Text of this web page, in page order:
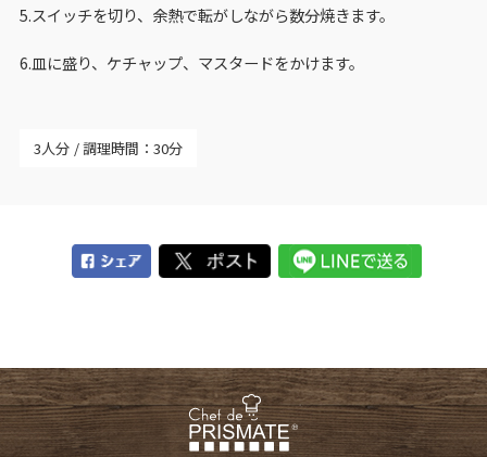
5.スイッチを切り、余熱で転がしながら数分焼きます。
6.皿に盛り、ケチャップ、マスタードをかけます。
3人分 調理時間：30分